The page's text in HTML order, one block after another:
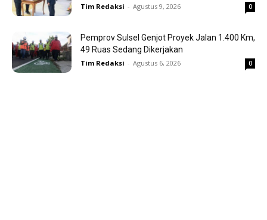
Tim Redaksi - Agustus 9, 2026 0
Pemprov Sulsel Genjot Proyek Jalan 1.400 Km,
49 Ruas Sedang Dikerjakan
Tim Redaksi - Agustus 6, 2026 0